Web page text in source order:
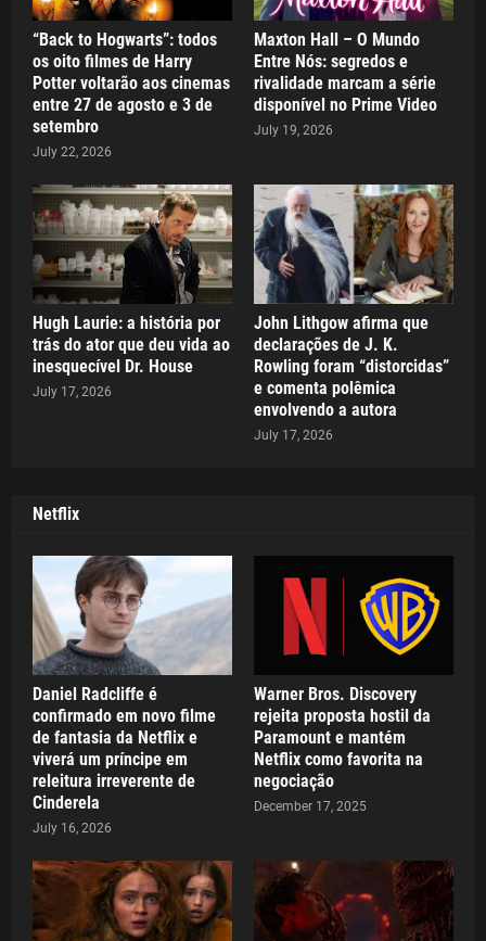
“Back to Hogwarts”: todos
os oito filmes de Harry
Potter voltarão aos cinemas
entre 27 de agosto e 3 de
setembro
July 22, 2026
Maxton Hall – O Mundo
Entre Nós: segredos e
rivalidade marcam a série
disponível no Prime Video
July 19, 2026
Hugh Laurie: a história por
trás do ator que deu vida ao
inesquecível Dr. House
July 17, 2026
John Lithgow afirma que
declarações de J. K.
Rowling foram “distorcidas”
e comenta polêmica
envolvendo a autora
July 17, 2026
Netflix
Daniel Radcliffe é
confirmado em novo filme
de fantasia da Netflix e
viverá um príncipe em
releitura irreverente de
Cinderela
July 16, 2026
Warner Bros. Discovery
rejeita proposta hostil da
Paramount e mantém
Netflix como favorita na
negociação
December 17, 2025